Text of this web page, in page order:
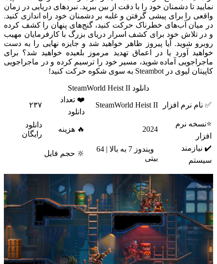
نمایید تا دشمنان خود را با دقت از بین ببرید. نبردهای دریایی در زمان
واقعی را برای پیشی گرفتن و غلبه بر دشمنان خود راه اندازی کنید.
در میان آب‌های خطرناک حرکت کنید، گنج‌های پنهان را کشف کرده
و در تلاش خود برای کشف اسرار دریای بزرگ با کارفرمایان مهیب
روبرو شوید. آیا پیروز ظاهر خواهید شد و جایزه نهایی را به دست
خواهید آورد یا در اعماق تهدید مرموز بلعیده خواهید شد؟ برای
ماجراجویی آماده شوید، مسیر خود را ترسیم کرده و در ماجراجویی
کاپیتان لیوی در Steambot به سوی شکوه حرکت کنید!
دانلود SteamWorld Heist II
✅ نام نرم افزار SteamWorld Heist II
❤️ تعداد
دانلود
۲۳۷
⭐نسخه نرم
افزار
2024 🔥 هزینه
دانلود
رایگان
✔️ نیازمند
سیستم
ویندوز 7 به بالا | 64
بیتی
🔆 حجم فایل